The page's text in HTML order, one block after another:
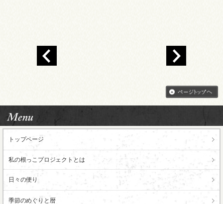
トップページ
私の根っこ プロジェクトとは
日々の便り
季節のめぐりと暦